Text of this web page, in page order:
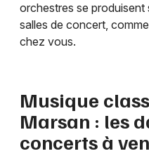
orchestres se produisent
salles de concert,
chez vous.
Musique
Marsan : les
concerts à